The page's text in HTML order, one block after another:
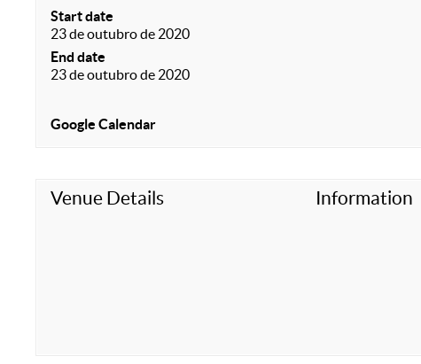
Start date
23 de outubro de 2020
End date
23 de outubro de 2020
Google Calendar
Venue Details Information